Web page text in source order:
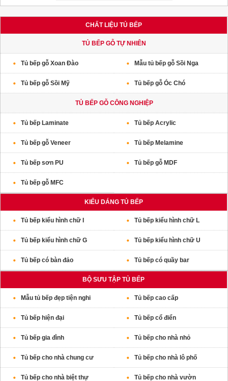
CHẤT LIỆU TỦ BẾP
TỦ BẾP GỖ TỰ NHIÊN
Tủ bếp gỗ Xoan Đào Mẫu tủ bếp gỗ Sồi Nga
Tủ bếp gỗ Sồi Mỹ Tủ bếp gỗ Óc Chó
TỦ BẾP GỖ CÔNG NGHIỆP
Tủ bếp Laminate Tủ bếp Acrylic
Tủ bếp gỗ Veneer Tủ bếp Melamine
Tủ bếp sơn PU Tủ bếp gỗ MDF
Tủ bếp gỗ MFC
KIỂU DÁNG TỦ BẾP
Tủ bếp kiểu hình chữ I Tủ bếp kiểu hình chữ L
Tủ bếp kiểu hình chữ G Tủ bếp kiểu hình chữ U
Tủ bếp có bàn đảo Tủ bếp có quầy bar
BỘ SƯU TẬP TỦ BẾP
Mẫu tủ bếp đẹp tiện nghi Tủ bếp cao cấp
Tủ bếp hiện đại Tủ bếp cổ điển
Tủ bếp gia đình Tủ bếp cho nhà nhỏ
Tủ bếp cho nhà chung cư Tủ bếp cho nhà lô phố
Tủ bếp cho nhà biệt thự Tủ bếp cho nhà vườn